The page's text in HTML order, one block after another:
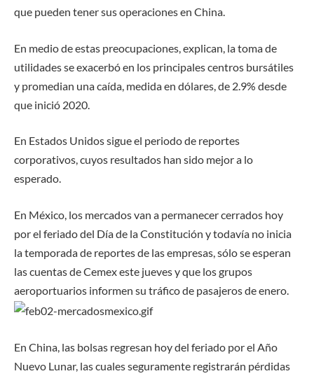
que pueden tener sus operaciones en China.
En medio de estas preocupaciones, explican, la toma de
utilidades se exacerbó en los principales centros bursátiles
y promedian una caída, medida en dólares, de 2.9% desde
que inició 2020.
En Estados Unidos sigue el periodo de reportes
corporativos, cuyos resultados han sido mejor a lo
esperado.
En México, los mercados van a permanecer cerrados hoy
por el feriado del Día de la Constitución y todavía no inicia
la temporada de reportes de las empresas, sólo se esperan
las cuentas de Cemex este jueves y que los grupos
aeroportuarios informen su tráfico de pasajeros de enero.
En China, las bolsas regresan hoy del feriado por el Año
Nuevo Lunar, las cuales seguramente registrarán pérdidas